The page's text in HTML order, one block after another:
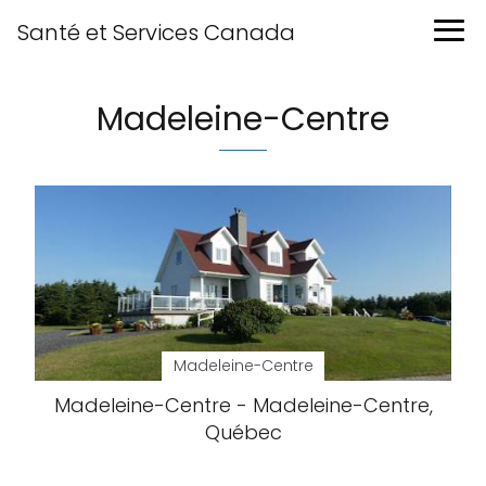
Santé et Services Canada
Madeleine-Centre
Madeleine-Centre
Madeleine-Centre - Madeleine-Centre,
Québec